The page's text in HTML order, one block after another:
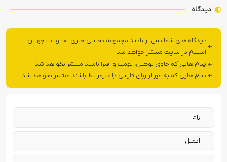
دیدگاه
دیدگاه های شما پس از تایید مجموعه تحلیلی خبری تحــولات جهــان
اســلام در سایت منتشر خواهد شد.
پیام هایی که حاوی توهین، تهمت و افترا باشند منتشر نخواهد شد.
پیام هایی که به غیر از زبان فارسی یا غیرمرتبط باشند منتشر نخواهد شد.